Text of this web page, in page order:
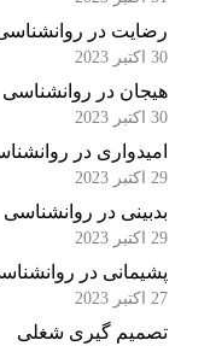
رضایت در روانشناسی
هیجان در روانشناسی
امیدواری در روانشناسی
بدبینی در روانشناسی
پشیمانی در روانشناسی
تصمیم گیری شغلی